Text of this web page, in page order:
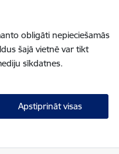
obligāti nepieciešamās
šajā vietnē var tikt
sīkdatnes.
Apstiprināt visas